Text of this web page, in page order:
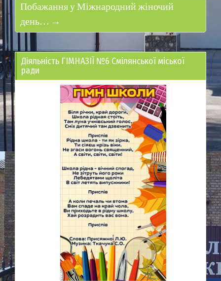
Побажання у Міжнародний жіночий
день… →
Діяльність ГІМНАЗІЇ №6 Смілянської міської
ради